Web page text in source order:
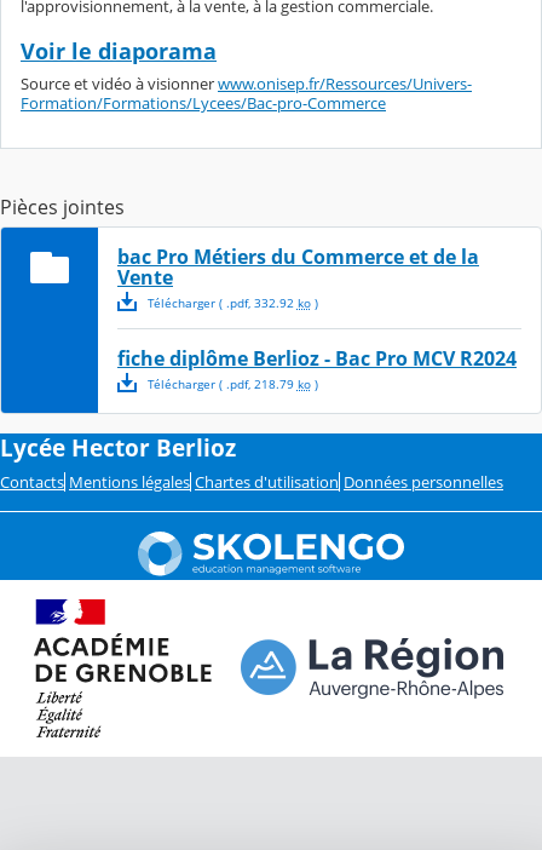
l'approvisionnement, à la vente, à la gestion commerciale.
Voir le diaporama
Source et vidéo à visionnerwww.onisep.fr/Ressources/Univers-
Formation/Formations/Lycees/Bac-pro-Commerce
Pièces jointes
bac Pro Métiers du Commerce et de la
Vente
Télécharger( .pdf, 332.92 ko)
fiche diplôme Berlioz - Bac Pro MCV R2024
Télécharger( .pdf, 218.79 ko)
Lycée Hector Berlioz
Contacts Mentions légales Chartes d'utilisation Données personnelles